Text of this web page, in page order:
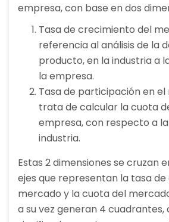
empresa, con base en dos
Tasa de crecimiento del
referencia al análisis de la
producto, en la industria a
la empresa.
Tasa de participación en el
trata de calcular la cuota
empresa, con respecto a
industria.
Estas 2 dimensiones se cruzan
ejes que representan la tasa
mercado y la cuota del
a su vez generan 4 cuadrantes,